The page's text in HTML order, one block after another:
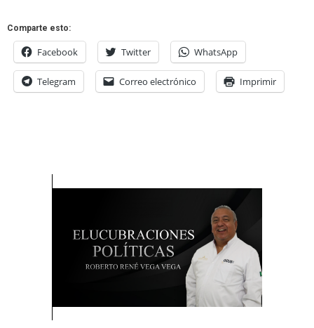
Comparte esto:
Facebook Twitter WhatsApp
Telegram Correo electrónico Imprimir